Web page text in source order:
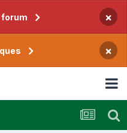
forum ×
×